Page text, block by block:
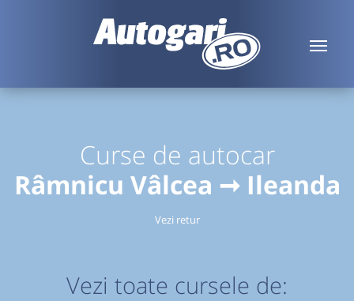
Curse de autocar
Râmnicu Vâlcea ➞ Ileanda
Vezi retur
Vezi toate cursele de: